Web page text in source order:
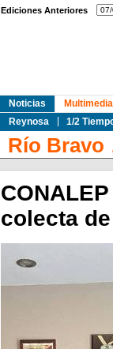
Ediciones Anteriores
Noticias
Reynosa
1/2
Multimedia
Río Bravo
colecta